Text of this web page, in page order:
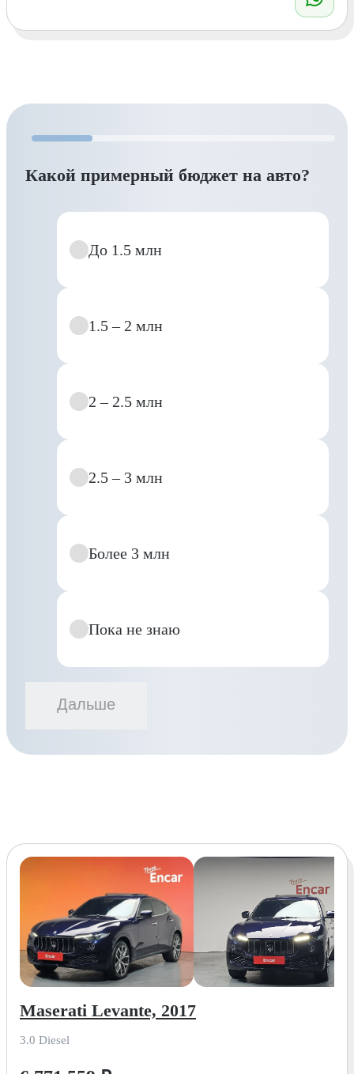
Какой примерный бюджет на авто?
До 1.5 млн
1.5 – 2 млн
2 – 2.5 млн
2.5 – 3 млн
Более 3 млн
Пока не знаю
Дальше
Maserati Levante, 2017
3.0 Diesel